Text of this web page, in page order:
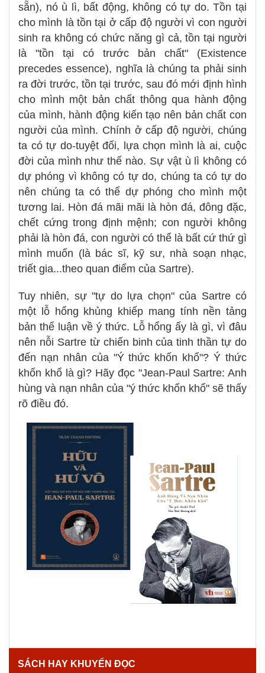
sẵn), nó ù lì, bất động, không có tự do. Tồn tại
cho mình là tồn tại ở cấp độ người vì con người
sinh ra không có chức năng gì cả, tồn tại người
là "tồn tại có trước bản chất" (Existence
precedes essence), nghĩa là chúng ta phải sinh
ra đời trước, tồn tại trước, sau đó mới định hình
cho mình một bản chất thông qua hành động
của mình, hành động kiến tạo nên bản chất con
người của mình. Chính ở cấp độ người, chúng
ta có tự do-tuyệt đối, lựa chọn mình là ai, cuộc
đời của mình như thế nào. Sự vật ù lì không có
dự phóng vì không có tự do, chúng ta có tự do
nên chúng ta có thể dự phóng cho mình một
tương lai. Hòn đá mãi mãi là hòn đá, đông đặc,
chết cứng trong định mệnh; con người không
phải là hòn đá, con người có thể là bất cứ thứ gì
mình muốn (là bác sĩ, kỹ sư, nhà soạn nhạc,
triết gia...theo quan điểm của Sartre).
Tuy nhiên, sự "tự do lựa chọn" của Sartre có
một lỗ hổng khủng khiếp mang tính nền tảng
bản thể luận về ý thức. Lỗ hổng ấy là gì, vì đâu
nên nỗi Sartre từ chiến binh của tinh thần tự do
đến nạn nhân của "Ý thức khốn khổ"? Ý thức
khốn khổ là gì? Hãy đọc "Jean-Paul Sartre: Anh
hùng và nạn nhân của "ý thức khốn khổ" sẽ thấy
rõ điều đó.
SÁCH HAY KHUYẾN ĐỌC